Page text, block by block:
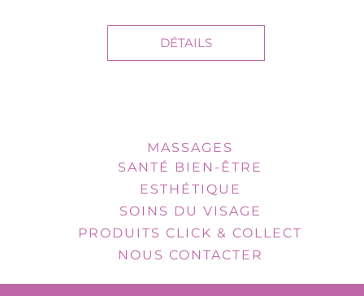
DÉTAILS
MASSAGES
SANTÉ BIEN-ÊTRE
ESTHÉTIQUE
SOINS DU VISAGE
PRODUITS CLICK & COLLECT
NOUS CONTACTER